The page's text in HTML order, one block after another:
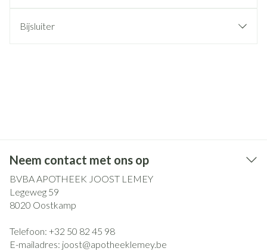
Bijsluiter
Neem contact met ons op
BVBA APOTHEEK JOOST LEMEY
Legeweg 59
8020 Oostkamp
Telefoon: +32 50 82 45 98
E-mailadres: joost@apotheeklemey.be